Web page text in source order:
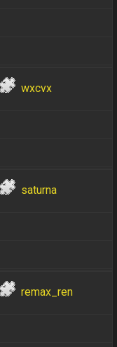
wxcvx
saturna
remax_ren